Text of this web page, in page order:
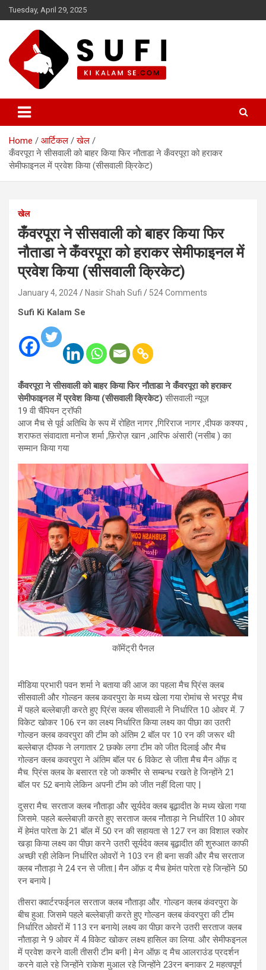
Skip
to
Tuesday, April 29, 2025
सूफी की कलम से
Home आर्टिकल
खेल
कँवरपूरा ने सीसवाली को बाहर किया फिर नौताडा ने कँवरपूरा को हराकर
सेमीफाइनल में प्रवेश किया (सीसवाली क्रिकेट)
खेल
कँवरपूरा ने सीसवाली को बाहर किया फिर
नौताडा ने कँवरपूरा को हराकर सेमीफाइनल में
प्रवेश किया (सीसवाली क्रिकेट)
January 4, 2024 Nasir Shah Sufi 524 Comments
Sufi Ki Kalam Se
कँवरपूरा ने सीसवाली को बाहर किया फिर नौताडा ने कँवरपूरा को हराकर
सेमीफाइनल में प्रवेश किया (सीसवाली क्रिकेट) सीसवाली न्यूज़
19 वी चैंपियन ट्रॉफी
आज मैच से पूर्व अतिथि के रूप में रोहित नागर ,गिरिराज नागर ,दीपक कश्यप ,
शराफत संवादाता मनोज शर्मा ,फ़िरोज़ खान ,आरिफ अंसारी (नसीब ) का
सम्मान किया गया
कॉमेंट्री पैनल
मीडिया प्रभारी पवन शर्मा ने बताया की आज का पहला मैच प्रिंस क्लब
सीसवाली और गोल्डन क्लब कवरपुरा के मध्य खेला गया रोमांच से भरपूर मैच
में पहले बल्लेबाज़ी करते हुए प्रिंस क्लब सीसवाली ने निर्धारित 10 ओवर में. 7
विकेट खोकर 106 रन का लक्ष्य निर्धारित किया लक्ष्य का पीछा का उतरी
गोल्डन क्लब कवरपुरा की टीम को अंतिम 2 बॉल पर 10 रन की जरूर थी
बल्लेबाज़ दीपक ने लगातार 2 छक्के लगा टीम को जीत दिलाई और मैच
गोल्डन क्लब कवरपुरा ने अंतिम बॉल पर 6 विकेट से जीता मैच मैन ऑफ़ द
मैच. प्रिंस क्लब के बसारत रहे जो कश्मीर से सम्बन्ध रखते हे जिन्होंने 21
बॉल पर 52 बनाये लेकिन अपनी टीम को जीत नहीं दिला पाए |
दुसरा मैच. सरताज क्लब नौताड़ा और सूर्यदेव क्लब बूढ़ादीत के मध्य खेला गया
जिसमे. पहले बल्लेबाज़ी करते हुए सरताज क्लब नौताड़ा ने निर्धारित 10 ओवर
में हेमंत पारेता के 21 बॉल में 50 रन की सहायता से 127 रन का विशाल स्कोर
खड़ा किया लक्ष्य का पीछा करने उतरी सूर्यदेव क्लब बूढ़ादीत की शुरुआत काफी
अच्छी रही लेकिन निर्धारित ओवरों ने 103 रन ही बना सकी और मैच सरताज
क्लब नौताड़ा ने 24 रन से जीता.| मैन ऑफ़ द मैच हेमंत पारेता रहे जिन्होंने 50
रन बनाये |
तीसरा क्वार्टरफईनल सरताज क्लब नौताड़ा और. गोल्डन क्लब कंवरपुरा के
बीच हुआ. जिसमे पहले बल्लेबाज़ी करते हुए गोल्डन क्लब कंवरपुरा की टीम
निर्धारित ओवरों में 113 रन बनाये| लक्ष्य का पीछा करने उतरी सरताज क्लब
नौताड़ा ने 9 ओवर में 4 विकेट खोकर लक्ष्य हासिल का लिया. और सेमीफइनल
में प्रवेश करने वाली तीसरी टीम बनी | मेन ऑफ़ द मैच आलराउंड प्रदर्शन
करने वाले रहे जिन्होंने राकेश मुआल रहे जिन्होंने 23रन बनाकर 2 महत्वपूर्ण